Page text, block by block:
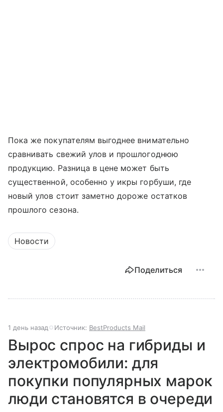
Пока же покупателям выгоднее внимательно
сравнивать свежий улов и прошлогоднюю
продукцию. Разница в цене может быть
существенной, особенно у икры горбуши, где
новый улов стоит заметно дороже остатков
прошлого сезона.
Новости
Поделиться
1 день назад Источник: BestProducts Mail
Вырос спрос на гибриды и
электромобили: для
покупки популярных марок
люди становятся в очереди